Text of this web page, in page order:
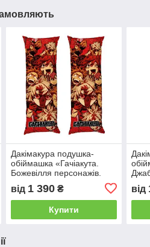
Дакімакура подушка-
обіймашка «Гачіакута.
Божевілля персонажів.
від 1 390₴
Купити
від